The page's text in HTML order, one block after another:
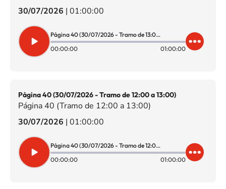
30/07/2026 | 01:00:00
Página 40 (30/07/2026 - Tramo de 13:00 a 14:00)
00:00:00
01:00:00
Página 40 (30/07/2026 - Tramo de 12:00 a 13:00)
Página 40 (Tramo de 12:00 a 13:00)
30/07/2026 | 01:00:00
Página 40 (30/07/2026 - Tramo de 12:00 a 13:00)
00:00:00
01:00:00